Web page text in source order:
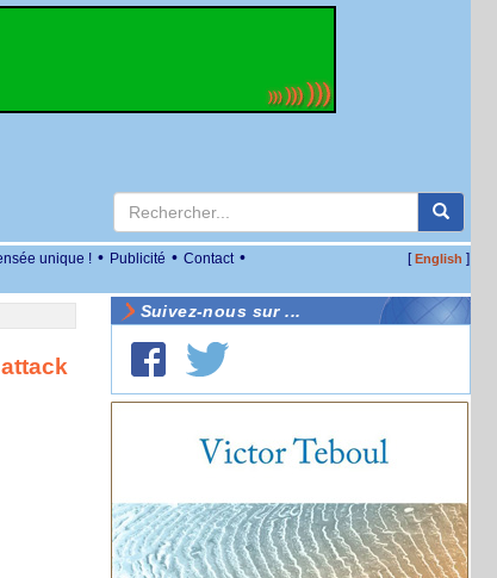
unique ! • Publicité • Contact • [English ]
Suivez-nous sur ...